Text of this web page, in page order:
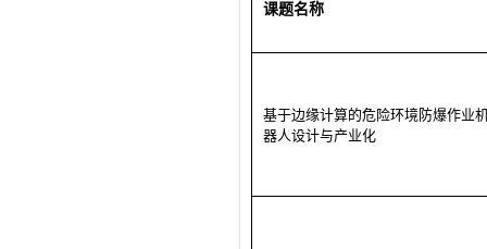
课题名称
基于边缘计算的危险环境防爆作业
器人设计与产业化